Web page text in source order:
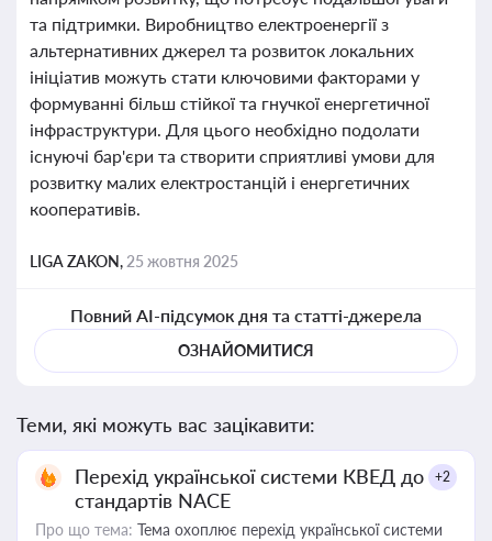
та підтримки. Виробництво електроенергії з
альтернативних джерел та розвиток локальних
ініціатив можуть стати ключовими факторами у
формуванні більш стійкої та гнучкої енергетичної
інфраструктури. Для цього необхідно подолати
існуючі бар'єри та створити сприятливі умови для
розвитку малих електростанцій і енергетичних
кооперативів.
LIGA ZAKON, 25 жовтня 2025
Повний AI-підсумок дня та статті-джерела
ОЗНАЙОМИТИСЯ
Теми, які можуть вас зацікавити:
Перехід української системи КВЕД до
стандартів NACE
+2
Про що тема: Тема охоплює перехід української системи